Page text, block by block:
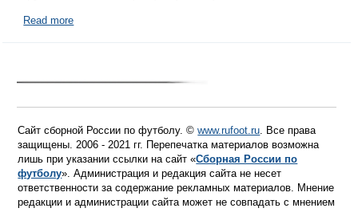
Read more
Сайт сборной России по футболу. ©www.rufoot.ru. Все права
защищены. 2006 - 2021 гг. Перепечатка материалов возможна
лишь при указании ссылки на сайт «Сборная России по
футболу». Администрация и редакция сайта не несет
ответственности за содержание рекламных материалов. Мнение
редакции и администрации сайта может не совпадать с мнением